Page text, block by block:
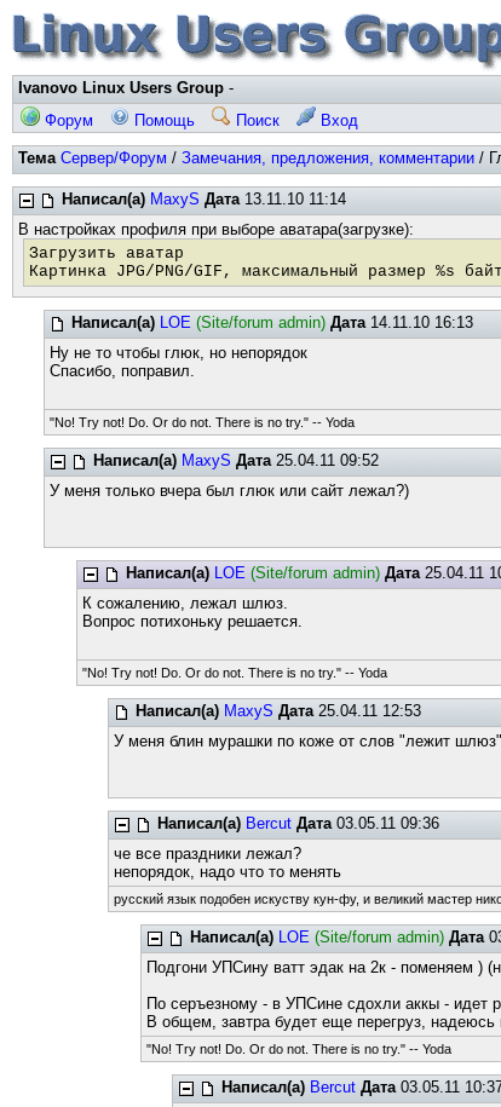
Ivanovo Linux Users Group -
Форум
Помощь Поиск Вход
Тема Сервер/Форум / Замечания, предложения, комментарии /
Написал(а) MaxyS Дата13.11.10 11:14
В настройках профиля при выборе аватара(загрузке):
Загрузить аватар
Картинка JPG/PNG/GIF, максимальный размер %s
Написал(а) LOE (Site/forum admin) Дата14.11.10 16:13
Ну не то чтобы глюк, но непорядок
Спасибо, поправил.
"No! Try not! Do. Or do not. There is no try." -- Yoda
Написал(а) MaxyS Дата25.04.11 09:52
У меня только вчера был глюк или сайт лежал?)
Написал(а) LOE (Site/forum admin) Дата25.04.11
К сожалению, лежал шлюз.
Вопрос потихоньку решается.
"No! Try not! Do. Or do not. There is no try." -- Yoda
Написал(а) MaxyS Дата25.04.11 12:53
У меня блин мурашки по коже от слов "лежит
Написал(а) Bercut Дата03.05.11 09:36
че все праздники лежал?
непорядок, надо что то менять
русский язык подобен искуству кун-фу, и великий мастер
Написал(а) LOE (Site/forum admin) Дата
Подгони УПСину ватт эдак на 2к - поменяем )
По серъезному - в УПСине сдохли аккы - идет
В общем, завтра будет еще перегруз, надеюсь
"No! Try not! Do. Or do not. There is no try." -- Yoda
Написал(а) Bercut Дата03.05.11